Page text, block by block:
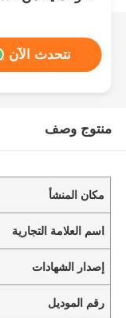
نتحدث الآن
منتوج وصف
مكان المنشأ
اسم العلامة التجارية
إصدار الشهادات
رقم الموديل